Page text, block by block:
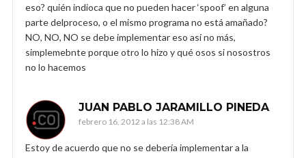
eso? quién indioca que no pueden hacer ‘spoof’ en alguna
parte delproceso, o el mismo programa no está amañado?
NO, NO, NO se debe implementar eso así no más,
simplemebnte porque otro lo hizo y qué osos si nosostros
no lo hacemos
JUAN PABLO JARAMILLO PINEDA
febrero 16, 2012 a las 12:38 AM
Estoy de acuerdo que no se debería implementar a la